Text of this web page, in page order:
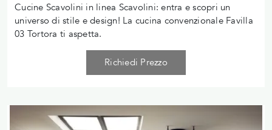
Cucine Scavolini in linea Scavolini: entra e scopri un
universo di stile e design! La cucina convenzionale Favilla
03 Tortora ti aspetta.
Richiedi Prezzo